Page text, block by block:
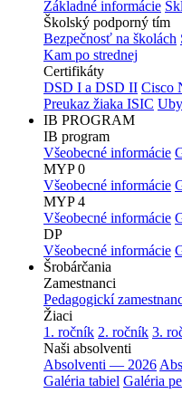
Základné informácie
Školský podporný tím
Bezpečnosť na školách
Kam po strednej
Certifikáty
DSD I a DSD II Cisco
Preukaz žiaka ISIC
IB PROGRAM
IB program
Všeobecné informácie
MYP 0
Všeobecné informácie
MYP 4
Všeobecné informácie
DP
Všeobecné informácie
Šrobárčania
Zamestnanci
Pedagogickí
Žiaci
1. ročník 2. ročník 3.
Naši absolventi
Absolventi — 2026
Galéria tabiel Galéria